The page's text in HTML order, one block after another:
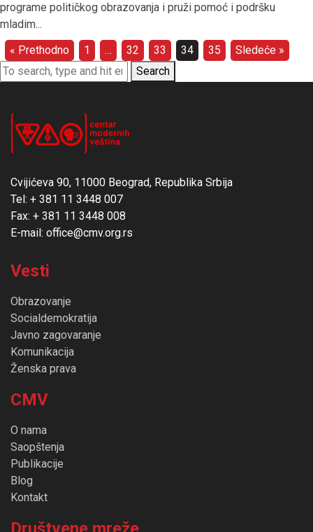
programe političkog obrazovanja i pruži pomoć i podršku
mladim...
« Prethodno
1 … 32 33 34 35
Sledeće »
Search
Cvijićeva 90, 11000 Beograd, Republika Srbija
Tel: + 381 11 3448 007
Fax: + 381 11 3448 008
E-mail: office@cmv.org.rs
Vesti
Obrazovanje
Socialdemokratija
Javno zagovaranje
Komunikacija
Ženska prava
CMV
O nama
Saopštenja
Publikacije
Blog
Kontakt